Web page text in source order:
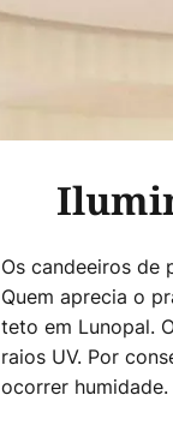
Os candeeiros de
Quem aprecia o
teto em Lunopal.
raios UV. Por
ocorrer humidade.